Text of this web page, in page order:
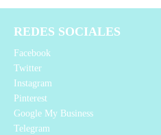
REDES SOCIALES
Facebook
Twitter
Instagram
Pinterest
Google My Business
Telegram